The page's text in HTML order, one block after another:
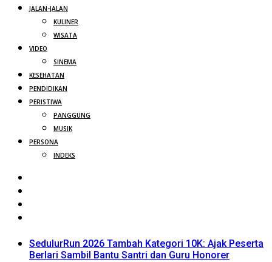
JALAN-JALAN
KULINER
WISATA
VIDEO
SINEMA
KESEHATAN
PENDIDIKAN
PERISTIWA
PANGGUNG
MUSIK
PERSONA
INDEKS
SedulurRun 2026 Tambah Kategori 10K: Ajak Peserta
Berlari Sambil Bantu Santri dan Guru Honorer